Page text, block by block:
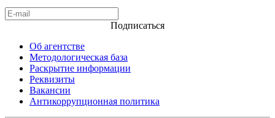
Подписаться
Об агентстве
Методологическая база
Раскрытие информации
Реквизиты
Вакансии
Антикоррупционная политика